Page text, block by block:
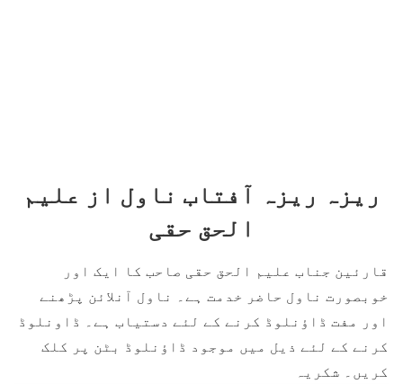
ریزہ ریزہ آفتاب ناول از علیم
الحق حقی
قارئین جناب علیم الحق حقی صاحب کا ایک اور
خوبصورت ناول حاضر خدمت ہے۔ ناول آنلائن پڑھنے
اور مفت ڈاؤنلوڈ کرنے کے لئے دستیاب ہے۔ ڈاونلوڈ
کرنے کے لئے ذیل میں موجود ڈاؤنلوڈ بٹن پر کلک
کریں۔ شکریہ